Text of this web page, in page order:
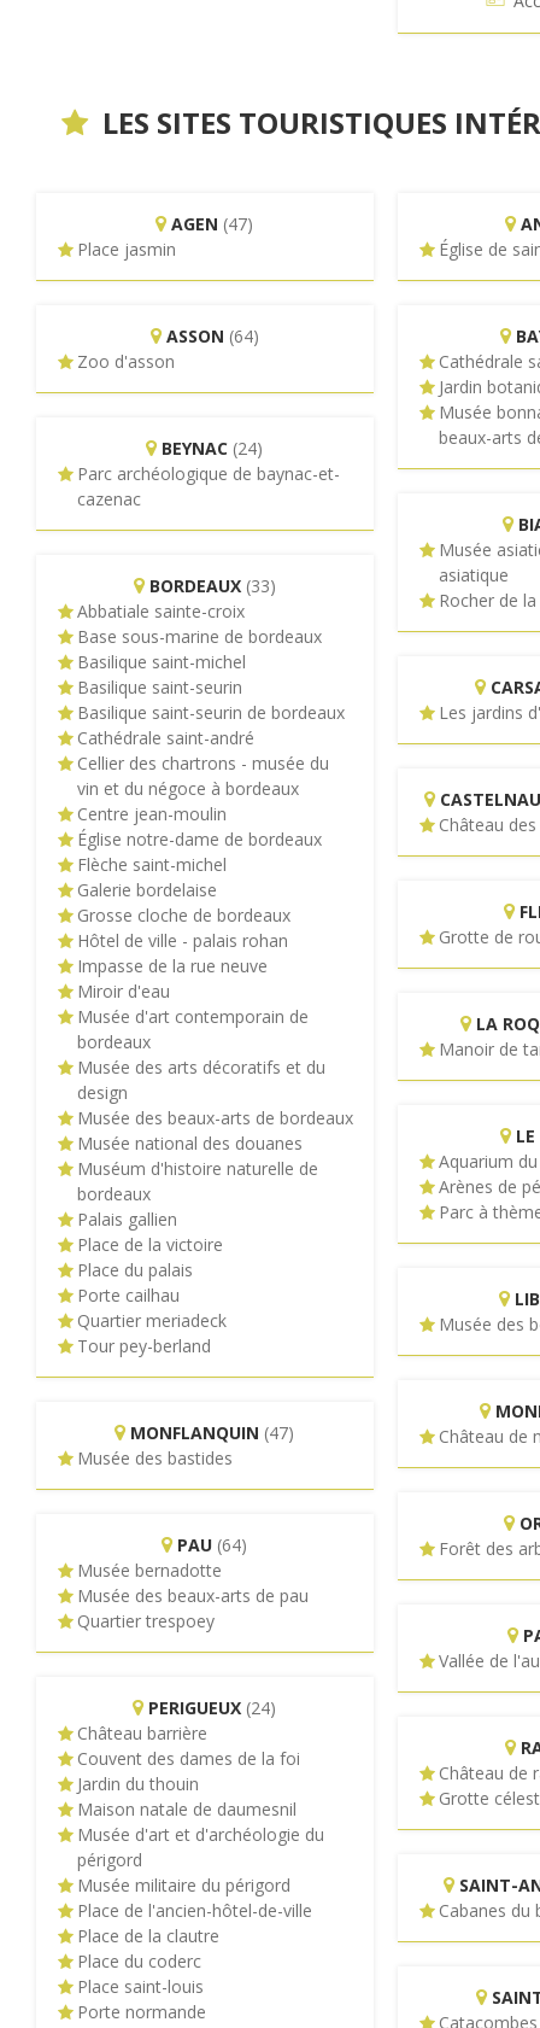
LES SITES TOURISTIQUES
AGEN (47)
Place jasmin
Église de
ASSON (64)
Zoo d'asson
Cathédrale
Jardin
Musée
beaux-arts
BEYNAC (24)
Parc archéologique de baynac-et-
cazenac
Musée
asiatique
Rocher de
BORDEAUX(33)
Abbatiale sainte-croix
Base sous-marine de bordeaux
Basilique saint-michel
Basilique saint-seurin
Basilique saint-seurin de bordeaux
Cathédrale saint-andré
Cellier des chartrons - musée du
vin et du négoce à bordeaux
Centre jean-moulin
Église notre-dame de bordeaux
Flèche saint-michel
Galerie bordelaise
Grosse cloche de bordeaux
Hôtel de ville - palais rohan
Impasse de la rue neuve
Miroir d'eau
Musée d'art contemporain de
bordeaux
Musée des arts décoratifs et du
design
Musée des beaux-arts de bordeaux
Musée national des douanes
Muséum d'histoire naturelle de
bordeaux
Palais gallien
Place de la victoire
Place du palais
Porte cailhau
Quartier meriadeck
Tour pey-berland
Les jardins
Château
Grotte de
LA
Manoir de
Aquarium
Arènes de
Parc à
Musée des
Château de
MONFLANQUIN (47)
Musée des bastides
Forêt des
PAU (64)
Musée bernadotte
Musée des beaux-arts de pau
Quartier trespoey
Vallée de
PERIGUEUX (24)
Château barrière
Couvent des dames de la foi
Jardin du thouin
Maison natale de daumesnil
Musée d'art et d'archéologie du
périgord
Musée militaire du périgord
Place de l'ancien-hôtel-de-ville
Place de la clautre
Place du coderc
Place saint-louis
Porte normande
Château de
Grotte
SAINT-
Cabanes du